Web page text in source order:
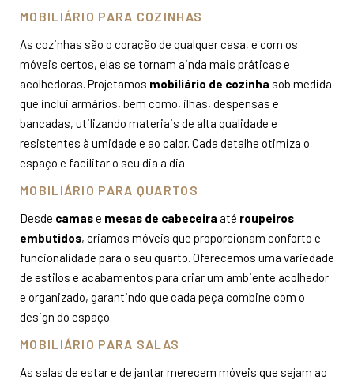
MOBILIÁRIO PARA COZINHAS
As cozinhas são o coração de qualquer casa, e com os
móveis certos, elas se tornam ainda mais práticas e
acolhedoras. Projetamos mobiliário de cozinha sob medida
que inclui armários, bem como, ilhas, despensas e
bancadas, utilizando materiais de alta qualidade e
resistentes à umidade e ao calor. Cada detalhe otimiza o
espaço e facilitar o seu dia a dia.
MOBILIÁRIO PARA QUARTOS
Desde camase mesas de cabeceira até roupeiros
embutidos, criamos móveis que proporcionam conforto e
funcionalidade para o seu quarto. Oferecemos uma variedade
de estilos e acabamentos para criar um ambiente acolhedor
e organizado, garantindo que cada peça combine com o
design do espaço.
MOBILIÁRIO PARA SALAS
As salas de estar e de jantar merecem móveis que sejam ao